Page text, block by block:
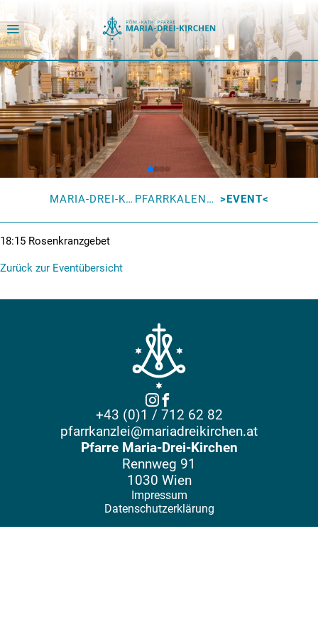
MARIA-DREI-KIRCHEN PFARRKALENDER EVENT
18:15 Rosenkranzgebet
Zurück zur Eventübersicht
+43 (0)1 / 712 62 82
pfarrkanzlei@mariadreikirchen.at
Pfarre Maria-Drei-Kirchen
Rennweg 91
1030 Wien
Impressum
Datenschutzerklärung